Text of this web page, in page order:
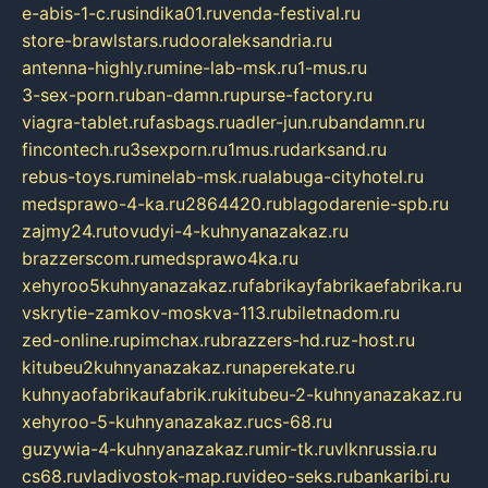
e-abis-1-c.rusindika01.ruvenda-festival.ru
store-brawlstars.rudooraleksandria.ru
antenna-highly.rumine-lab-msk.ru1-mus.ru
3-sex-porn.ruban-damn.rupurse-factory.ru
viagra-tablet.rufasbags.ruadler-jun.rubandamn.ru
fincontech.ru3sexporn.ru1mus.rudarksand.ru
rebus-toys.ruminelab-msk.rualabuga-cityhotel.ru
medsprawo-4-ka.ru2864420.rublagodarenie-spb.ru
zajmy24.rutovudyi-4-kuhnyanazakaz.ru
brazzerscom.rumedsprawo4ka.ru
xehyroo5kuhnyanazakaz.rufabrikayfabrikaefabrika.ru
vskrytie-zamkov-moskva-113.rubiletnadom.ru
zed-online.rupimchax.rubrazzers-hd.ruz-host.ru
kitubeu2kuhnyanazakaz.runaperekate.ru
kuhnyaofabrikaufabrik.rukitubeu-2-kuhnyanazakaz.ru
xehyroo-5-kuhnyanazakaz.rucs-68.ru
guzywia-4-kuhnyanazakaz.rumir-tk.ruvlknrussia.ru
cs68.ruvladivostok-map.ruvideo-seks.rubankaribi.ru